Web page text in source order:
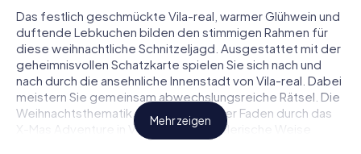
Das festlich geschmückte Vila-real, warmer Glühwein und
duftende Lebkuchen bilden den stimmigen Rahmen für
diese weihnachtliche Schnitzeljagd. Ausgestattet mit der
geheimnisvollen Schatzkarte spielen Sie sich nach und
nach durch die ansehnliche Innenstadt von Vila-real. Dabei
meistern Sie gemeinsam abwechslungsreiche Rätsel. Die
Weihnachtsthematik zieht sich als roter Faden durch das
X-Mas Adventure in Vila-real. Auf spielerische Weise
erfahren Sie faszinierende Anekdoten rund um das
Mehr zeigen